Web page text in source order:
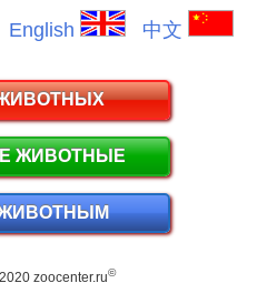
English 中文
ЖИВОТНЫЕ
zoocenter.ru©